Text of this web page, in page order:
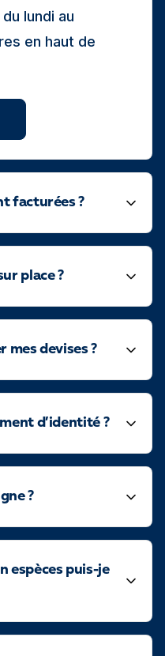
lundi au
en haut de
facturées ?
place ?
mes devises ?
d’identité ?
?
espèces puis-je